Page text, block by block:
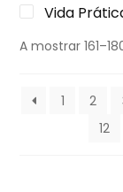
Vida
A mostrar
1 2
12